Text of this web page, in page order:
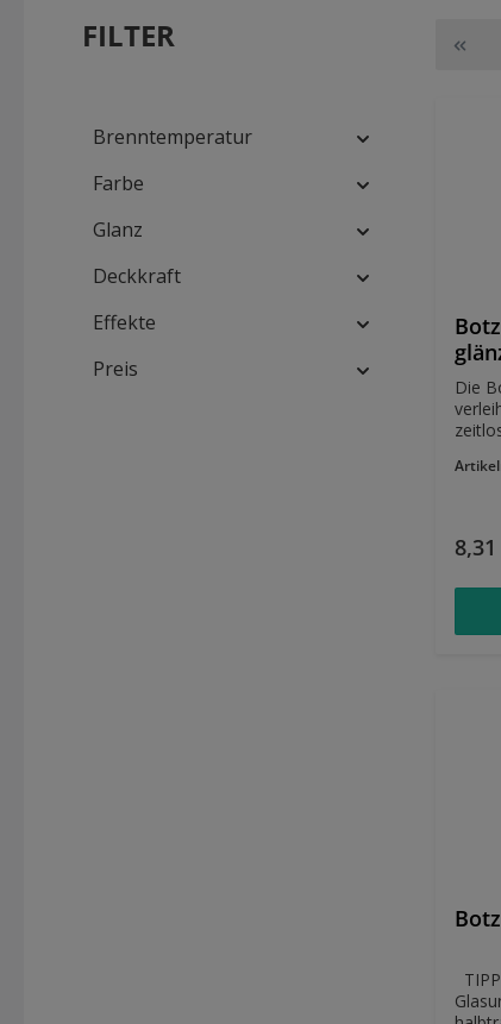
FILTER
Brenntemperatur
Farbe
Glanz
Deckkraft
Effekte
Preis
Die
die
gut für
TIPPS